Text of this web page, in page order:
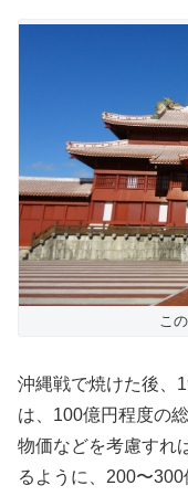
こ
沖縄戦で焼けた後、
は、100億円程度の
物価などを考慮すれ
るように、200〜